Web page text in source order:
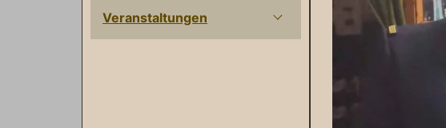
Veranstaltungen